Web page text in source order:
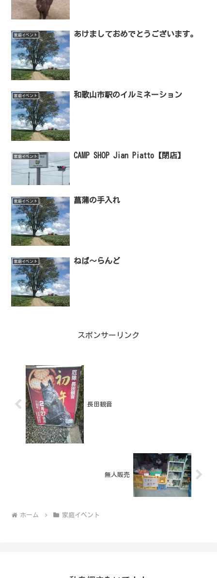
家庭イベント あけましておめでとうございます。
家庭イベント 和歌山市駅のイルミネーション
家庭イベント CAMP SHOP Jian Piatto【閉店】
家庭イベント 菖蒲の手入れ
家庭イベント ねば～らんど
スポンサーリンク
長田観音
無人販売
ホーム 家庭イベント